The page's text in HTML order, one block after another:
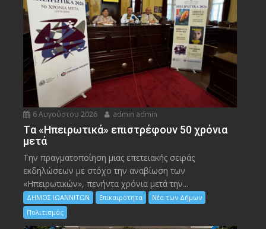
6 Αυγούστου 2026 admin admin
Tα «Ηπειρωτικά» επιστρέφουν 50 χρόνια
μετά
Την πραγματοποίηση μιας επετειακής σειράς
εκδηλώσεων με στόχο την αναβίωση των
«Ηπειρωτικών», πενήντα χρόνια μετά την...
ΔΗΜΟΣ ΙΩΑΝΝΙΤΩΝ Επικαιρότητα
Νέα των Δήμων
Πολιτισμός